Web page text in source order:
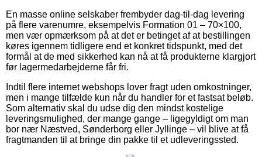
En masse online selskaber frembyder dag-til-dag levering
på flere varenumre, eksempelvis Formation 01 – 70×100,
men vær opmærksom på at det er betinget af at bestillingen
køres igennem tidligere end et konkret tidspunkt, med det
formål at de med sikkerhed kan nå at få produkterne klargjort
før lagermedarbejderne får fri.
Indtil flere internet webshops lover fragt uden omkostninger,
men i mange tilfælde kun når du handler for et fastsat beløb.
Som alternativ skal du udse dig den mindst kostelige
leveringsmulighed, der mange gange – ligegyldigt om man
bor nær Næstved, Sønderborg eller Jyllinge – vil blive at få
fragtmanden til at bringe din pakke til et udleveringssted.